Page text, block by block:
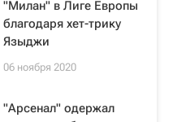
"Милан" в Лиге Европы
благодаря хет-трику
Языджи
06 ноября 2020
"Арсенал" одержал